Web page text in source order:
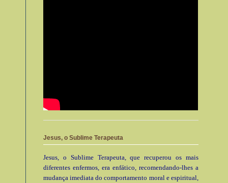
Jesus, o Sublime Terapeuta
Jesus, o Sublime Terapeuta, que recuperou os mais
diferentes enfermos, era enfático, recomendando-lhes a
mudança imediata do comportamento moral e espiritual,